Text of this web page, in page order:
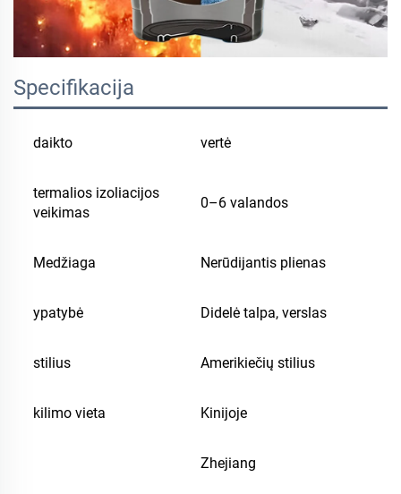
Specifikacija
daikto vertė
termalios izoliacijos
veikimas
0–6 valandos
Medžiaga Nerūdijantis plienas
ypatybė Didelė talpa, verslas
stilius Amerikiečių stilius
kilimo vieta Kinijoje
Zhejiang